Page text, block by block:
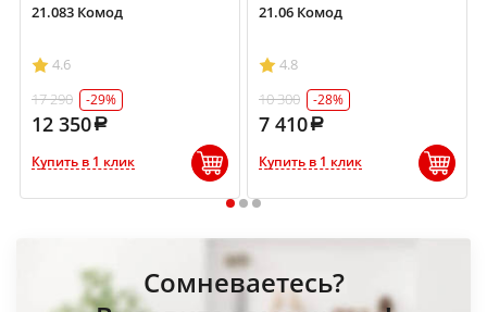
21.083 Комод
4.6
17 290
-29%
12 350
Купить в 1 клик
21.06 Комод
4.8
10 300
-28%
7 410
Купить в 1 клик
1 2 3
Сомневаетесь?